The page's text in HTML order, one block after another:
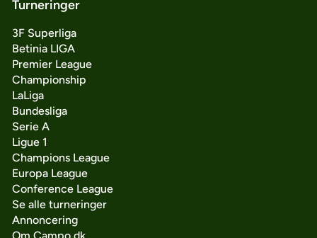
Turneringer
3F Superliga
Betinia LIGA
Premier League
Championship
LaLiga
Bundesliga
Serie A
Ligue 1
Champions League
Europa League
Conference League
Se alle turneringer
Annoncering